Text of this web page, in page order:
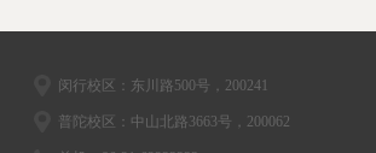
闵行校区：东川路500号，200241
普陀校区：中山北路3663号，200062